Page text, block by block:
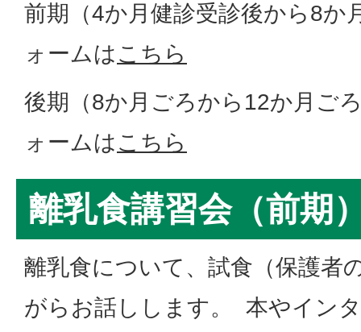
前期（4か月健診受診後から8か
ォームはこちら
後期（8か月ごろから12か月ご
ォームはこちら
離乳食講習会（前期
離乳食について、試食（保護者
がらお話しします。 本やイン